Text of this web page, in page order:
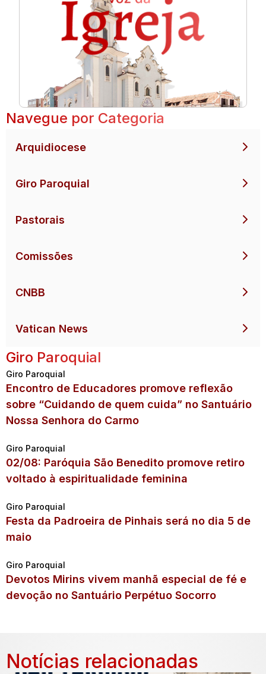
Navegue por Categoria
Arquidiocese
Giro Paroquial
Pastorais
Comissões
CNBB
Vatican News
Giro Paroquial
Giro Paroquial
Encontro de Educadores promove reflexão
sobre “Cuidando de quem cuida” no Santuário
Nossa Senhora do Carmo
Giro Paroquial
02/08: Paróquia São Benedito promove retiro
voltado à espiritualidade feminina
Giro Paroquial
Festa da Padroeira de Pinhais será no dia 5 de
maio
Giro Paroquial
Devotos Mirins vivem manhã especial de fé e
devoção no Santuário Perpétuo Socorro
Notícias relacionadas